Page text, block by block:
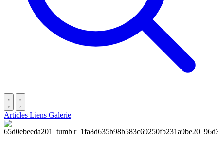
Articles Liens Galerie